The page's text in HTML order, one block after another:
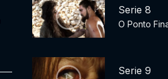
Serie 8
O Ponto
Serie 9